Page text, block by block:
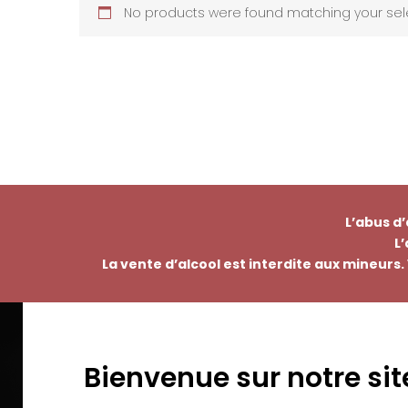
No products were found matching your
L’abus
La vente d’alcool est interdite aux
Bienvenue sur notre
EMMANUEL NASTI